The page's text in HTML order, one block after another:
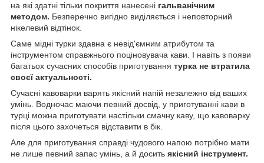
на які здатні тільки покриття нанесені гальванічним
методом. Безперечно вигідно виділяється і неповторний
нікелевий відтінок.
Саме мідні турки здавна є невід'ємним атрибутом та
інструментом справжнього поціновувача кави. І навіть з появи
багатьох сучасних способів приготування турка не втратила
своєї актуальності.
Сучасні кавоварки варять якісний напій незалежно від ваших
умінь. Водночас маючи певний досвід, у приготуванні кави в
турці можна приготувати настільки смачну каву, що кавоварку
після цього захочеться відставити в бік.
Але для приготування справді чудового напою потрібно мати
не лише певний запас умінь, а й досить якісний інструмент.